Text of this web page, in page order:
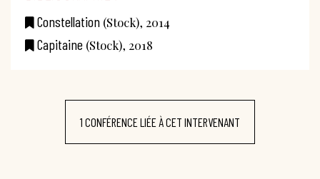
Constellation (Stock), 2014
Capitaine (Stock), 2018
1 CONFÉRENCE LIÉE À CET INTERVENANT